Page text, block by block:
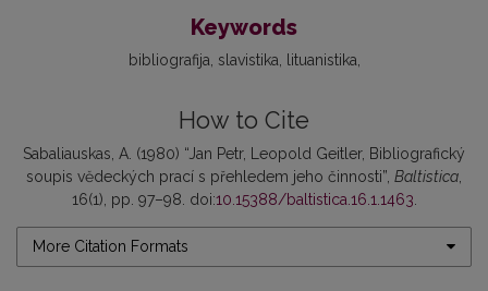
Keywords
bibliografija slavistika lituanistika
How to Cite
Sabaliauskas, A. (1980) “Jan Petr, Leopold Geitler, Bibliografický
soupis vĕdeckých prací s přehledem jeho činnosti”, Baltistica
16(1), pp. 97–98. doi:10.15388/baltistica.16.1.1463
More Citation Formats